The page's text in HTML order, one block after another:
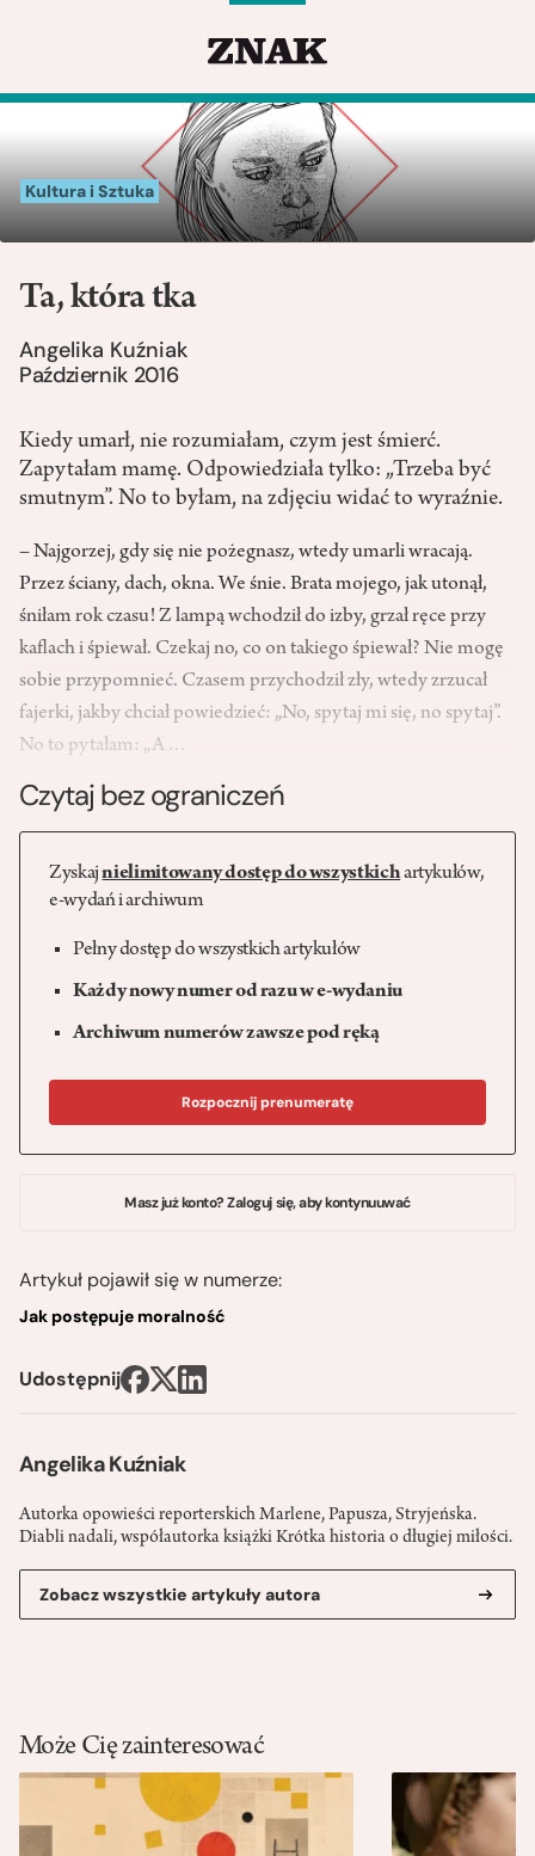
Kultura i Sztuka
Angelika Kuźniak
Autorka opowieści reporterskich Marlene, Papusza, Stryjeńska.
Diabli nadali, współautorka książki Krótka historia o długiej miłości.
Zobacz wszystkie artykuły autora
Ta, która tka
Angelika Kuźniak
Październik 2016
Kiedy umarł, nie rozumiałam, czym jest śmierć.
Zapytałam mamę. Odpowiedziała tylko: „Trzeba być
smutnym”. No to byłam, na zdjęciu widać to wyraźnie.
– Najgorzej, gdy się nie pożegnasz, wtedy umarli wracają.
Przez ściany, dach, okna. We śnie. Brata mojego, jak utonął,
śniłam rok czasu! Z lampą wchodził do izby, grzał ręce przy
kaflach i śpiewał. Czekaj no, co on takiego śpiewał? Nie mogę
sobie przypomnieć. Czasem przychodził zły, wtedy zrzucał
fajerki, jakby chciał powiedzieć: „No, spytaj mi się, no spytaj”.
No to pytałam: „A…
Czytaj bez ograniczeń
Zyskajnielimitowany dostęp do wszystkichartykułów,
e-wydań i archiwum
Pełny dostęp do wszystkich artykułów
Każdy nowy numer od razu w e-wydaniu
Archiwum numerów zawsze pod ręką
Rozpocznij prenumeratę
Masz już konto? Zaloguj się, aby kontynuuwać
Artykuł pojawił się w numerze:
Jak postępuje moralność
Udostępnij
Może Cię zainteresować